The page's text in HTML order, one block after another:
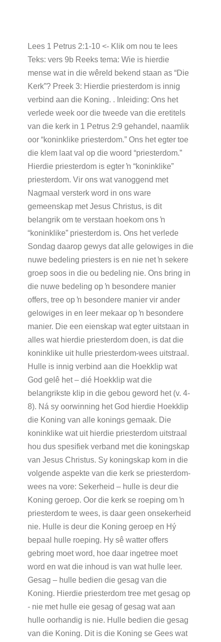
Lees 1 Petrus 2:1-10 <- Klik om nou te lees
Teks: vers 9b Reeks tema: Wie is hierdie
mense wat in die wêreld bekend staan as “Die
Kerk”? Preek 3: Hierdie priesterdom is innig
verbind aan die Koning. . Inleiding: Ons het
verlede week oor die tweede van die eretitels
van die kerk in 1 Petrus 2:9 gehandel, naamlik
oor “koninklike priesterdom.” Ons het egter toe
die klem laat val op die woord “priesterdom.”
Hierdie priesterdom is egter ŉ “koninklike”
priesterdom. Vir ons wat vanoggend met
Nagmaal versterk word in ons ware
gemeenskap met Jesus Christus, is dit
belangrik om te verstaan hoekom ons ŉ
“koninklike” priesterdom is. Ons het verlede
Sondag daarop gewys dat alle gelowiges in die
nuwe bedeling priesters is en nie net ŉ sekere
groep soos in die ou bedeling nie. Ons bring in
die nuwe bedeling op ŉ besondere manier
offers, tree op ŉ besondere manier vir ander
gelowiges in en leer mekaar op ŉ besondere
manier. Die een eienskap wat egter uitstaan in
alles wat hierdie priesterdom doen, is dat die
koninklike uit hulle priesterdom-wees uitstraal.
Hulle is innig verbind aan die Hoekklip wat
God gelê het – dié Hoekklip wat die
belangrikste klip in die gebou geword het (v. 4-
8). Ná sy oorwinning het God hierdie Hoekklip
die Koning van alle konings gemaak. Die
koninklike wat uit hierdie priesterdom uitstraal
hou dus spesifiek verband met die koningskap
van Jesus Christus. Sy koningskap kom in die
volgende aspekte van die kerk se priesterdom-
wees na vore: Sekerheid – hulle is deur die
Koning geroep. Oor die kerk se roeping om ŉ
priesterdom te wees, is daar geen onsekerheid
nie. Hulle is deur die Koning geroep en Hý
bepaal hulle roeping. Hy sê watter offers
gebring moet word, hoe daar ingetree moet
word en wat die inhoud is van wat hulle leer.
Gesag – hulle bedien die gesag van die
Koning. Hierdie priesterdom tree met gesag op
- nie met hulle eie gesag of gesag wat aan
hulle oorhandig is nie. Hulle bedien die gesag
van die Koning. Dit is die Koning se Gees wat